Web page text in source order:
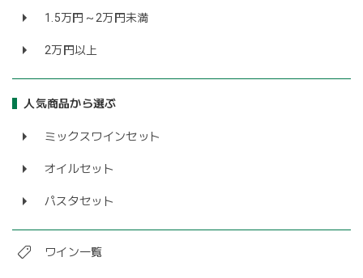
1.5万円～2万円未満
2万円以上
人気商品から選ぶ
ミックスワインセット
オイルセット
パスタセット
ワイン一覧